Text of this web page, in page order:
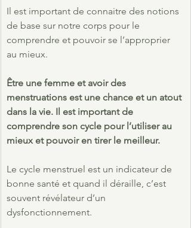
Il est important de connaitre des notions
de base sur notre corps pour le
comprendre et pouvoir se l’approprier
au mieux.
Être une femme et avoir des
menstruations est une chance et un atout
dans la vie. Il est important de
comprendre son cycle pour l’utiliser au
mieux et pouvoir en tirer le meilleur.
Le cycle menstruel est un indicateur de
bonne santé et quand il déraille, c’est
souvent révélateur d’un
dysfonctionnement.